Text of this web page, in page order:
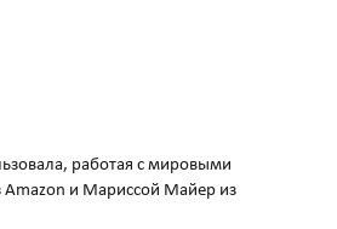
работая с мировыми
и Мариссой Майер из